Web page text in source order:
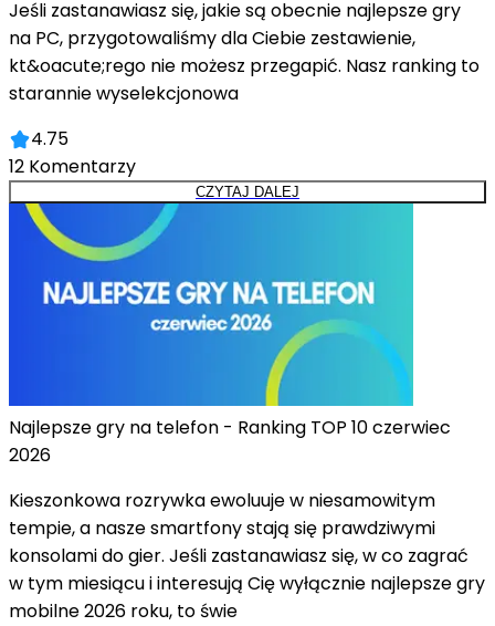
Jeśli zastanawiasz się, jakie są obecnie najlepsze gry
na PC, przygotowaliśmy dla Ciebie zestawienie,
kt&oacute;rego nie możesz przegapić. Nasz ranking to
starannie wyselekcjonowa
4.75
12 Komentarzy
CZYTAJ DALEJ
Najlepsze gry na telefon - Ranking TOP 10 czerwiec
2026
Kieszonkowa rozrywka ewoluuje w niesamowitym
tempie, a nasze smartfony stają się prawdziwymi
konsolami do gier. Jeśli zastanawiasz się, w co zagrać
w tym miesiącu i interesują Cię wyłącznie najlepsze gry
mobilne 2026 roku, to świe